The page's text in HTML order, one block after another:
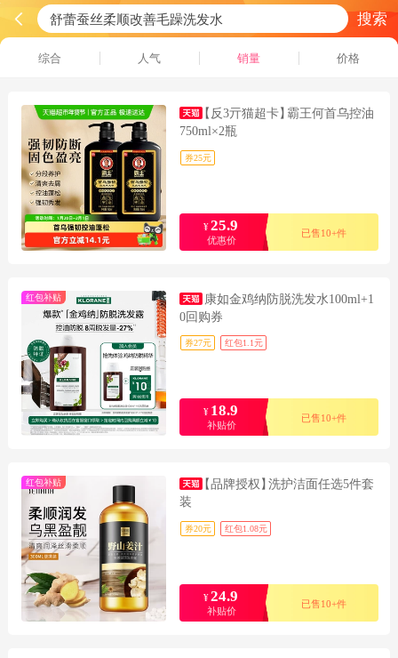
搜索
综合 人气 销量 价格
【反3亓猫超卡】霸王何首乌控油
750ml×2瓶
券25元
¥ 25.9
优惠价
已售10+件
红包补贴
康如金鸡纳防脱洗发水100ml+1
0回购券
券27元 红包1.1元
¥ 18.9
补贴价
已售10+件
红包补贴 【品牌授权】洗护洁面任选5件套
装
券20元 红包1.08元
¥ 24.9
补贴价
已售10+件